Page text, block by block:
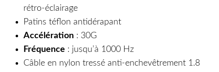
rétro-éclairage
Patins téflon antidérapant
Accélération: 30G
Fréquence : jusqu’à 1000 Hz
Câble en nylon tressé anti-enchevêtrement 1.8